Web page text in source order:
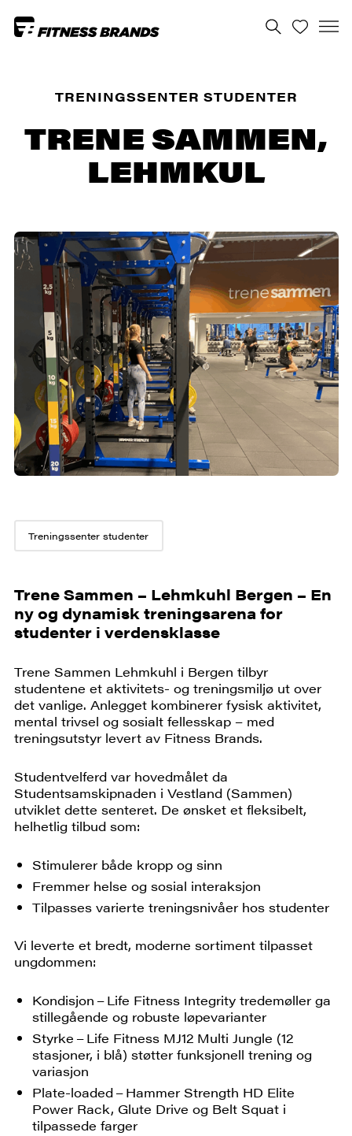
TRENINGSSENTER STUDENTER
TRENE SAMMEN,
LEHMKUL
Treningssenter studenter
Trene Sammen – Lehmkuhl Bergen – En
ny og dynamisk treningsarena for
studenter i verdensklasse
Trene Sammen Lehmkuhl i Bergen tilbyr
studentene et aktivitets- og treningsmiljø ut over
det vanlige. Anlegget kombinerer fysisk aktivitet,
mental trivsel og sosialt fellesskap – med
treningsutstyr levert av Fitness Brands.
Studentvelferd var hovedmålet da
Studentsamskipnaden i Vestland (Sammen)
utviklet dette senteret. De ønsket et fleksibelt,
helhetlig tilbud som:
Stimulerer både kropp og sinn
Fremmer helse og sosial interaksjon
Tilpasses varierte treningsnivåer hos studenter
Vi leverte et bredt, moderne sortiment tilpasset
ungdommen:
Kondisjon – Life Fitness Integrity tredemøller ga
stillegående og robuste løpevarianter
Styrke – Life Fitness MJ12 Multi Jungle (12
stasjoner, i blå) støtter funksjonell trening og
variasjon
Plate-loaded – Hammer Strength HD Elite
Power Rack, Glute Drive og Belt Squat i
tilpassede farger